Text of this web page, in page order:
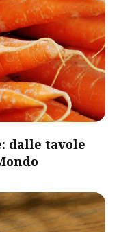
dalle tavole